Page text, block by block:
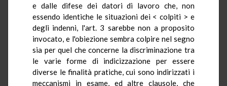
e dalle difese dei datori di lavoro che, non
essendo identiche le situazioni dei < colpiti > e
degli indenni, l'art. 3 sarebbe non a proposito
invocato, e l'obiezione sembra colpire nel segno
sia per quel che concerne la discriminazione tra
le varie forme di indicizzazione per essere
diverse le finalità pratiche, cui sono indirizzati i
meccanismi in esame, ed altre clausole, che